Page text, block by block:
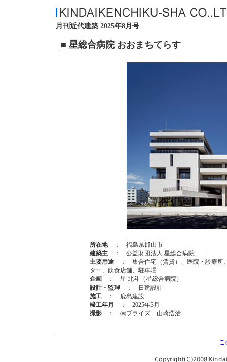
月刊近代建築 2025年8月号
■ 星総合病院 おおまちてらす
所在地： 福島県郡山市
建築主 ： 公益財団法人 星総合病院
主要用途 ： 集合住宅（賃貸）、医院・診療所
ター、飲食店舗、駐車場
企画 ： 星 北斗（星総合病院）
設計・監理 ： 日建設計
施工 ： 鹿島建設
竣工年月
： 2025年3月
撮影 ： ㈱プライズ 山崎浩治
こ